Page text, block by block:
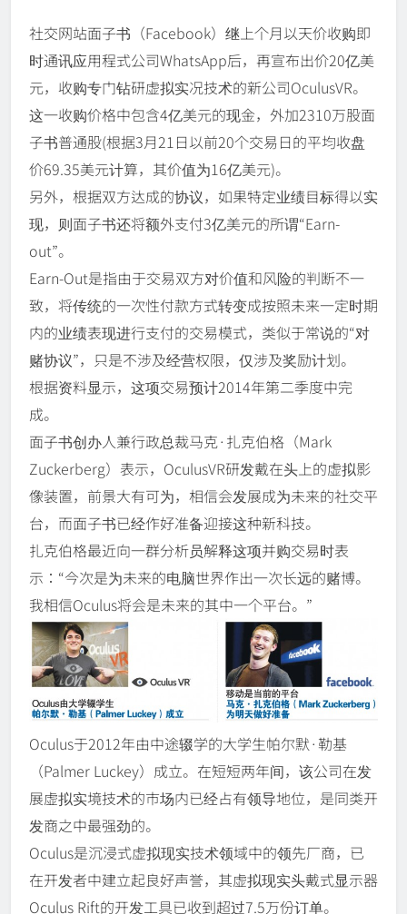
社交网站面子书（Facebook）继上个月以天价收购即
时通讯应用程式公司WhatsApp后，再宣布出价20亿美
元，收购专门钻研虚拟实况技术的新公司OculusVR。
这一收购价格中包含4亿美元的现金，外加2310万股面
子书普通股(根据3月21日以前20个交易日的平均收盘
价69.35美元计算，其价值为16亿美元)。
另外，根据双方达成的协议，如果特定业绩目标得以实
现，则面子书还将额外支付3亿美元的所谓“Earn-
out”。
Earn-Out是指由于交易双方对价值和风险的判断不一
致，将传统的一次性付款方式转变成按照未来一定时期
内的业绩表现进行支付的交易模式，类似于常说的“对
赌协议”，只是不涉及经营权限，仅涉及奖励计划。
根据资料显示，这项交易预计2014年第二季度中完
成。
面子书创办人兼行政总裁马克·扎克伯格（Mark
Zuckerberg）表示，OculusVR研发戴在头上的虚拟影
像装置，前景大有可为，相信会发展成为未来的社交平
台，而面子书已经作好准备迎接这种新科技。
扎克伯格最近向一群分析员解释这项并购交易时表
示：“今次是为未来的电脑世界作出一次长远的赌博。
我相信Oculus将会是未来的其中一个平台。”
Oculus于2012年由中途辍学的大学生帕尔默·勒基
（Palmer Luckey）成立。在短短两年间，该公司在发
展虚拟实境技术的市场内已经占有领导地位，是同类开
发商之中最强劲的。
Oculus是沉浸式虚拟现实技术领域中的领先厂商，已
在开发者中建立起良好声誉，其虚拟现实头戴式显示器
Oculus Rift的开发工具已收到超过7.5万份订单。